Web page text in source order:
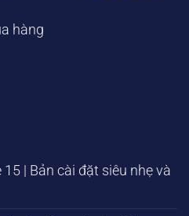
hàng
| Bản cài đặt siêu nhẹ và